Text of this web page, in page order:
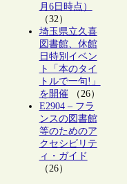
月6日時点）
（32）
埼玉県立久喜
図書館、休館
日特別イベン
ト「本のタイ
トルで一句!」
を開催（26）
E2904 – フラ
ンスの図書館
等のためのア
クセシビリテ
ィ・ガイド
（26）